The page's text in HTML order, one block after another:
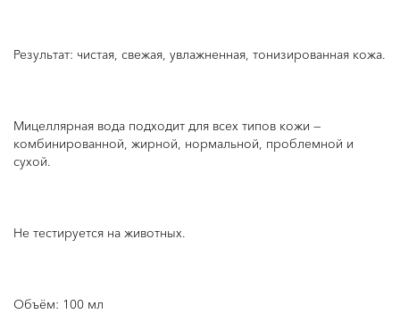
Результат: чистая, свежая, увлажненная, тонизированная кожа.
Мицеллярная вода подходит для всех типов кожи —
комбинированной, жирной, нормальной, проблемной и
сухой.
Не тестируется на животных.
Объём: 100 мл